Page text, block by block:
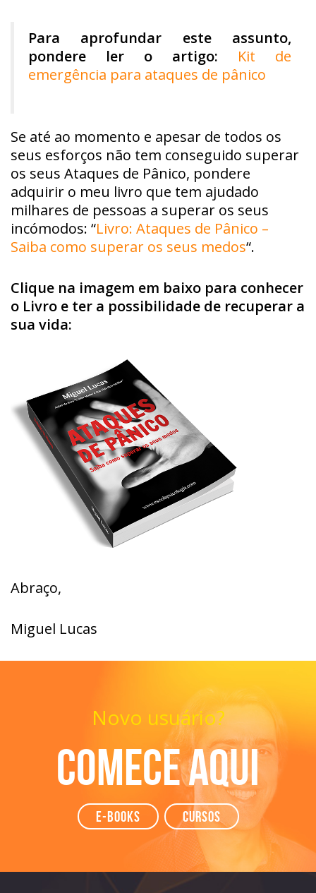
Para aprofundar este assunto,
pondere ler o artigo:
Kit de
emergência para ataques de pânico
Se até ao momento e apesar de todos os
seus esforços não tem conseguido superar
os seus Ataques de Pânico, pondere
adquirir o meu livro que tem ajudado
milhares de pessoas a superar os seus
incómodos: “Livro: Ataques de Pânico –
Saiba como superar os seus medos“.
Clique na imagem em baixo para conhecer
o Livro e ter a possibilidade de recuperar a
sua vida:
Abraço,
Miguel Lucas
Novo usuário?
Comece aqui
e-books Cursos